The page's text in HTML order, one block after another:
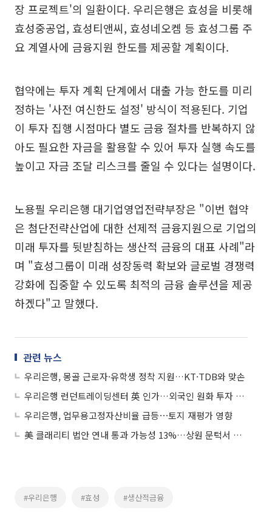
장 프로젝트'의 일환이다. 우리은행은 효성을 비롯해
효성중공업, 효성티앤씨, 효성네오켐 등 효성그룹 주
요 계열사에 금융지원 한도를 제공할 계획이다.
협약에는 투자 계획 단계에서 대출 가능 한도를 미리
정하는 '사전 여신한도 설정' 방식이 적용된다. 기업
이 투자 집행 시점마다 별도 금융 절차를 반복하지 않
아도 필요한 자금을 활용할 수 있어 투자 실행 속도를
높이고 자금 조달 리스크를 줄일 수 있다는 설명이다.
노용필 우리은행 대기업영업전략부장은 "이번 협약
은 첨단전략산업에 대한 선제적 금융지원으로 기업의
미래 투자를 뒷받침하는 생산적 금융의 대표 사례"라
며 "효성그룹이 미래 성장동력 확보와 글로벌 경쟁력
강화에 집중할 수 있도록 최적의 금융 솔루션을 제공
하겠다"고 말했다.
관련 뉴스
우리은행, 몽골 근로자·유학생 정착 지원…KT·TDB와 맞손
우리은행 런던트레이딩센터 英 인가…외국인 원화 투자 유치
우리은행, 업무용고정자산비율 급등⋯토지 재평가 영향
美 클래리티 법안 연내 통과 가능성 13%…상원 문턱서 제동
#우리은행 #효성 #생산적금융